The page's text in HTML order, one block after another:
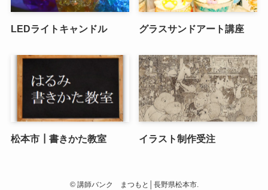
LEDライトキャンドル グラスサンドアート講座
松本市┃書きかた教室 イラスト制作受注
©講師バンク まつもと│長野県松本市.